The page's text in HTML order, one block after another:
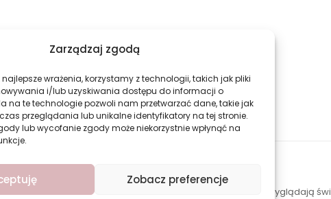
Zarządzaj zgodą
wrażenia, korzystamy z technologii, takich jak pliki
i/lub uzyskiwania dostępu do informacji o
na te technologie pozwoli nam przetwarzać dane, takie jak
przeglądania lub unikalne identyfikatory na tej stronie.
lub wycofanie zgody może niekorzystnie wpłynąć na
Zobacz preferencje
i błyszczący manicure o intensywnym kolorze. Paznokcie wyglądają